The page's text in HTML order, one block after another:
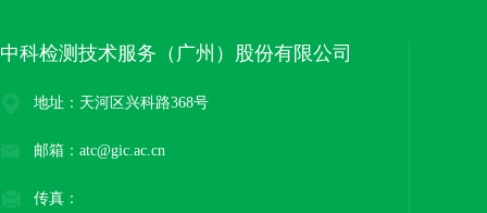
中科检测技术服务（广州）股份有限公司
地址：天河区兴科路368号
邮箱：atc@gic.ac.cn
传真：